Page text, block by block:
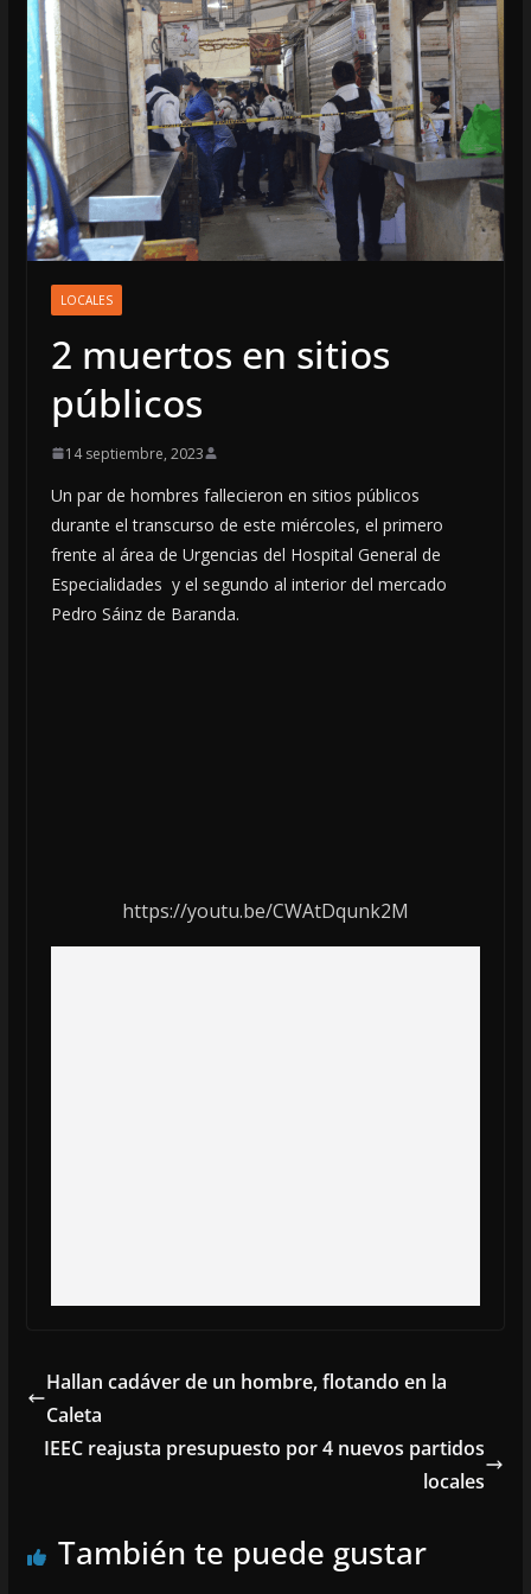
LOCALES
2 muertos en sitios
públicos
14 septiembre, 2023
Un par de hombres fallecieron en sitios públicos
durante el transcurso de este miércoles, el primero
frente al área de Urgencias del Hospital General de
Especialidades y el segundo al interior del mercado
Pedro Sáinz de Baranda.
https://youtu.be/CWAtDqunk2M
Hallan cadáver de un hombre, flotando en la
Caleta
IEEC reajusta presupuesto por 4 nuevos partidos
locales
También te puede gustar